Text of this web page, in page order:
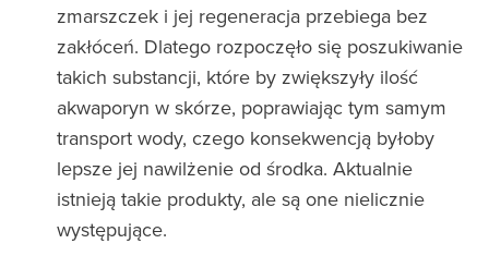
zmarszczek i jej regeneracja przebiega bez
zakłóceń. Dlatego rozpoczęło się poszukiwanie
takich substancji, które by zwiększyły ilość
akwaporyn w skórze, poprawiając tym samym
transport wody, czego konsekwencją byłoby
lepsze jej nawilżenie od środka. Aktualnie
istnieją takie produkty, ale są one nielicznie
występujące.